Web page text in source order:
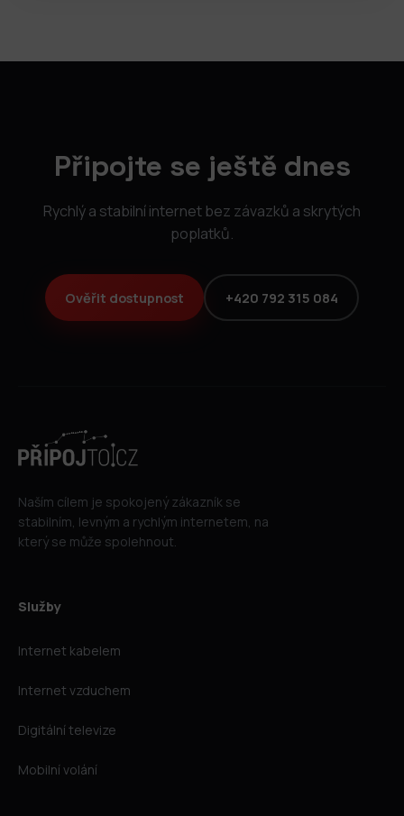
Připojte se ještě dnes
Rychlý a stabilní internet bez závazků a skrytých
poplatků.
Ověřit dostupnost +420 792 315 084
Naším cílem je spokojený zákazník se
stabilním, levným a rychlým internetem, na
který se může spolehnout.
Služby
Internet kabelem
Internet vzduchem
Digitální televize
Mobilní volání